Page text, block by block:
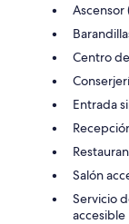
Ascensor
Centro
Entrada
Salón
Servicio
accesible